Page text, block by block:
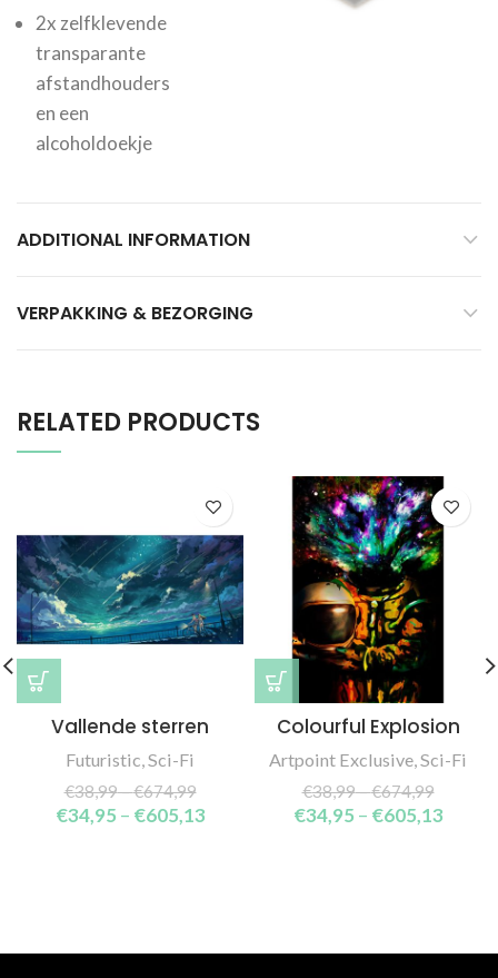
2x zelfklevende
transparante
afstandhouders
en een
alcoholdoekje
ADDITIONAL INFORMATION
VERPAKKING & BEZORGING
RELATED PRODUCTS
Vallende sterren
Futuristic,Sci-Fi
€38,99–€674,99
€34,95 – €605,13
Colourful Explosion
Artpoint Exclusive,Sci-Fi
€38,99–€674,99
€34,95 – €605,13